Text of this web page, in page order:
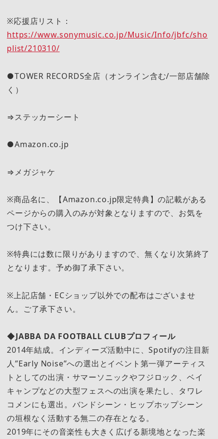
※応援店リスト：
https://www.sonymusic.co.jp/Music/Info/jbfc/sho
plist/210310/
●TOWER RECORDS全店（オンライン含む/一部店舗除
く）
⇒ステッカーシート
●Amazon.co.jp
⇒メガジャケ
※商品名に、【Amazon.co.jp限定特典】の記載がある
ページからの購入のみが対象となりますので、お気を
つけ下さい。
※特典には数に限りがありますので、無くなり次第終了
となります。予め御了承下さい。
※上記店舗・ECショップ以外での配布はございませ
ん。ご了承下さい。
◆JABBA DA FOOTBALL CLUBプロフィール
2014年結成。インディーズ活動中に、Spotifyの注目新
人”Early Noise”への選出とイベント第一弾アーティス
トとしての出演・サマーソニックやフジロック、ベイ
キャンプなどの大型フェスへの出演を果たし、タワレ
コメンにも選出。バンドシーン・ヒップホップシーン
の垣根なく活動する無二の存在となる。
2019年にその音楽性も大きく広げる新境地となった楽